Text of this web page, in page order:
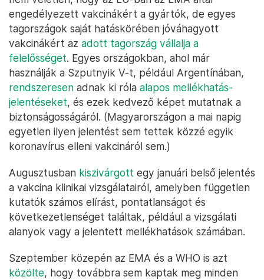
engedélyezett vakcinákért a gyártók, de egyes
tagországok saját hatáskörében jóváhagyott
vakcinákért az adott tagország vállalja a
felelősséget. Egyes országokban, ahol már
használják a Szputnyik V-t, például Argentínában,
rendszeresen adnak ki róla alapos mellékhatás-
jelentéseket, és ezek kedvező képet mutatnak a
biztonságosságáról. (Magyarországon a mai napig
egyetlen ilyen jelentést sem tettek közzé egyik
koronavírus elleni vakcináról sem.)
Augusztusban kiszivárgott egy januári belső jelentés
a vakcina klinikai vizsgálatairól, amelyben független
kutatók számos elírást, pontatlanságot és
következetlenséget találtak, például a vizsgálati
alanyok vagy a jelentett mellékhatások számában.
Szeptember közepén az EMA és a WHO is azt
közölte, hogy továbbra sem kaptak meg minden